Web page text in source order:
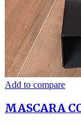
Add to compare
MASCARA